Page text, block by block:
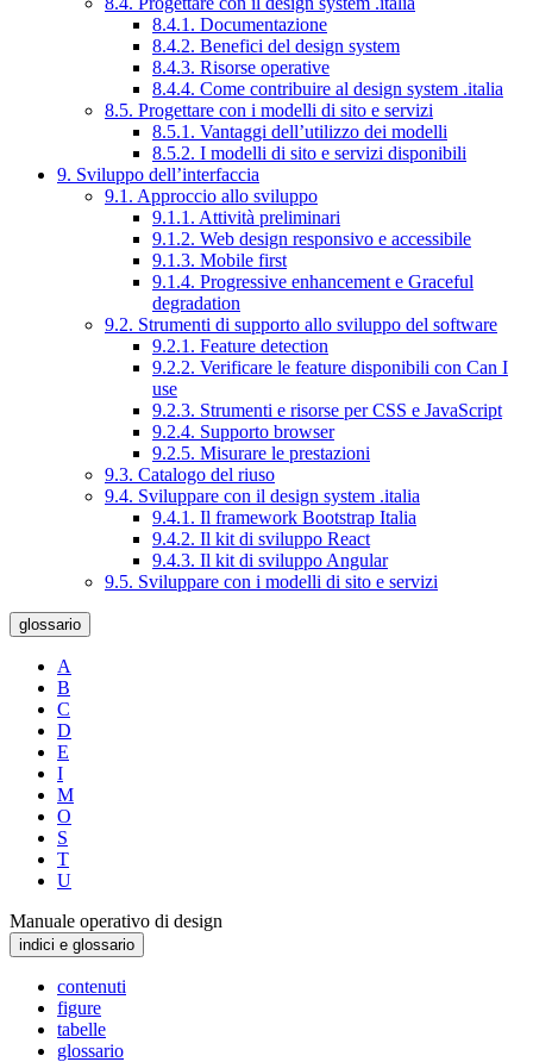
8.4.1. Documentazione
8.4.2. Benefici del design system
8.4.3. Risorse operative
8.4.4. Come contribuire al design system .italia
8.5. Progettare con i modelli di sito e servizi
8.5.1. Vantaggi dell’utilizzo dei modelli
8.5.2. I modelli di sito e servizi disponibili
9. Sviluppo dell’interfaccia
9.1. Approccio allo sviluppo
9.1.1. Attività preliminari
9.1.2. Web design responsivo e accessibile
9.1.3. Mobile first
9.1.4. Progressive enhancement e Graceful
degradation
9.2. Strumenti di supporto allo sviluppo del software
9.2.1. Feature detection
9.2.2. Verificare le feature disponibili con Can I
use
9.2.3. Strumenti e risorse per CSS e JavaScript
9.2.4. Supporto browser
9.2.5. Misurare le prestazioni
9.3. Catalogo del riuso
9.4. Sviluppare con il design system .italia
9.4.1. Il framework Bootstrap Italia
9.4.2. Il kit di sviluppo React
9.4.3. Il kit di sviluppo Angular
9.5. Sviluppare con i modelli di sito e servizi
glossario
A
B
C
D
E
I
M
O
S
T
U
Manuale operativo di design
indici e glossario
contenuti
figure
tabelle
glossario